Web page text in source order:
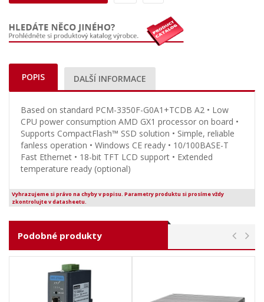
POPIS DALŠÍ INFORMACE
Based on standard PCM-3350F-G0A1+TCDB A2 • Low
CPU power consumption AMD GX1 processor on board •
Supports CompactFlash™ SSD solution • Simple, reliable
fanless operation • Windows CE ready • 10/100BASE-T
Fast Ethernet • 18-bit TFT LCD support • Extended
temperature ready (optional)
Vyhrazujeme si právo na chyby v popisu. Parametry produktu si prosíme vždy
zkontrolujte v datasheetu.
Podobné produkty